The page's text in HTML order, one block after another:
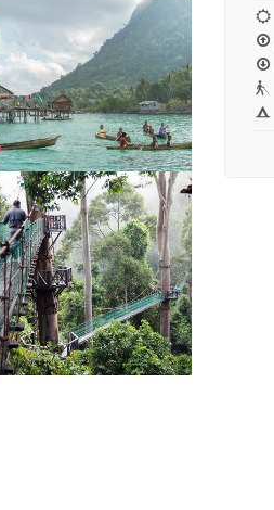
УВЕЛИЧИ
УВЕЛИЧИ